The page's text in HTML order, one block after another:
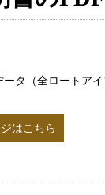
タ（全ロートア
はこちら